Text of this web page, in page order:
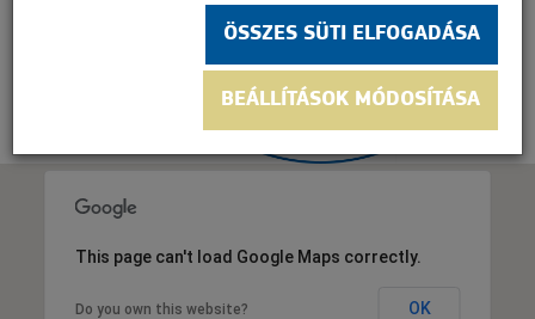
This page can't load Google Maps correctly.
Do you own this website? OK
ÖSSZES SÜTI ELFOGADÁSA
BEÁLLÍTÁSOK MÓDOSÍTÁSA